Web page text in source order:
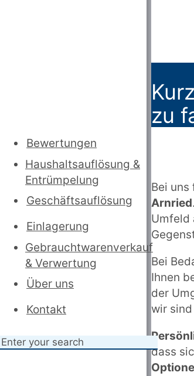
Bewertungen
Haushaltsauflösung &
Entrümpelung
Geschäftsauflösung
Einlagerung
Gebrauchtwarenverkauf
& Verwertung
Über uns
Kontakt
zu
Bei uns
Arnried
Umfeld
Bei
Ihnen
der
wir
dass